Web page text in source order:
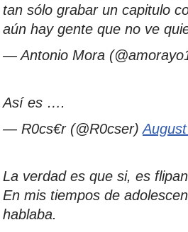
tan sólo grabar un capitulo
aún hay gente que no ve
— Antonio Mora
Así es ….
— R0cs€r (@R0cser)
La verdad es que si, es
En mis tiempos de
hablaba.